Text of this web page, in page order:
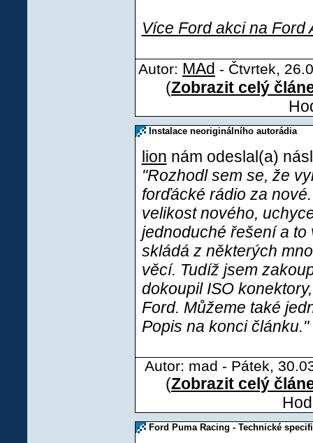
Více Ford akci na Ford
Autor: MAd - Čtvrtek,
(Zobrazit celý
Instalace neoriginálního autorádia
lion nám odeslal(a)
"Rozhodl sem se, že
forďácké rádio za
velikost nového,
jednoduché řešení a to
skládá z některých
věcí. Tudíž jsem
dokoupil ISO
Ford. Můžeme také
Popis na konci článku."
Autor: mad - Pátek,
(Zobrazit celý
Ford Puma Racing - Technické